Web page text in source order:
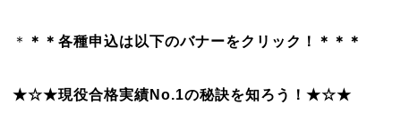
＊ ＊＊各種申込は以下のバナーをクリック！＊＊＊
★☆★現役合格実績No.1の秘訣を知ろう！★☆★